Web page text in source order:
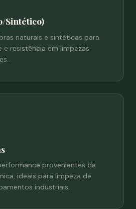
Sintético)
naturais e sintéticas para
e resistência em limpezas
provenientes da
ideais para limpeza de
industriais.